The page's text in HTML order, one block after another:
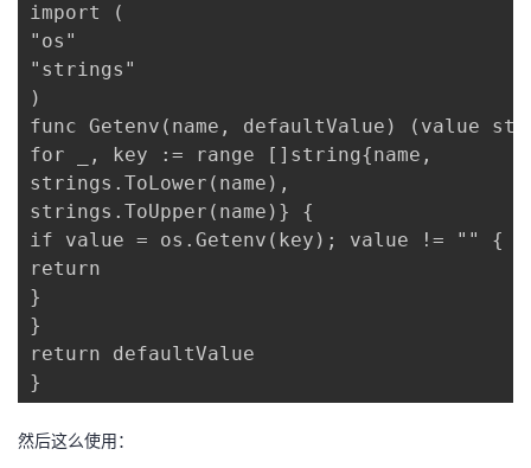
import (
"os"
"strings"
)
func Getenv(name, defaultValue) (value
for _, key := range []string{name,
strings.ToLower(name),
strings.ToUpper(name)} {
if value = os.Getenv(key); value != "" {
return
}
}
return defaultValue
}
然后这么使用：